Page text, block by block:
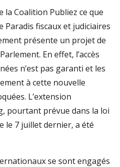
la Coalition Publiez ce que
Paradis fiscaux et judiciaires
présente un projet de
En effet, l’accès
n’est pas garanti et les
à cette nouvelle
L’extension
pourtant prévue dans la loi
le 7 juillet dernier, a été
se sont engagés